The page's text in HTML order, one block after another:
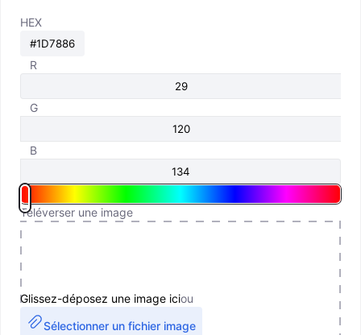
HEX
R
G
B
Téléverser une image
Glissez-déposez une image iciou
Sélectionner un fichier image